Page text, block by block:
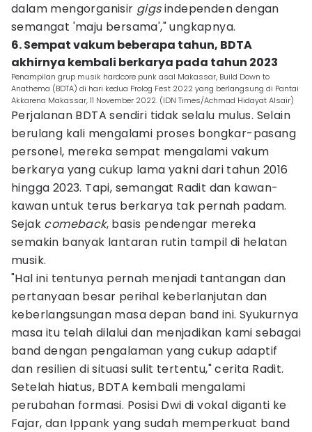
dalam mengorganisir gigsindependen dengan
semangat 'maju bersama'," ungkapnya.
6. Sempat vakum beberapa tahun, BDTA
akhirnya kembali berkarya pada tahun 2023
Penampilan grup musik hardcore punk asal Makassar, Build Down to
Anathema (BDTA) di hari kedua Prolog Fest 2022 yang berlangsung di Pantai
Akkarena Makassar, 11 November 2022. (IDN Times/Achmad Hidayat Alsair)
Perjalanan BDTA sendiri tidak selalu mulus. Selain
berulang kali mengalami proses bongkar-pasang
personel, mereka sempat mengalami vakum
berkarya yang cukup lama yakni dari tahun 2016
hingga 2023. Tapi, semangat Radit dan kawan-
kawan untuk terus berkarya tak pernah padam.
Sejak comeback, basis pendengar mereka
semakin banyak lantaran rutin tampil di helatan
musik.
"Hal ini tentunya pernah menjadi tantangan dan
pertanyaan besar perihal keberlanjutan dan
keberlangsungan masa depan band ini. Syukurnya
masa itu telah dilalui dan menjadikan kami sebagai
band dengan pengalaman yang cukup adaptif
dan resilien di situasi sulit tertentu," cerita Radit.
Setelah hiatus, BDTA kembali mengalami
perubahan formasi. Posisi Dwi di vokal diganti ke
Fajar, dan Ippank yang sudah memperkuat band